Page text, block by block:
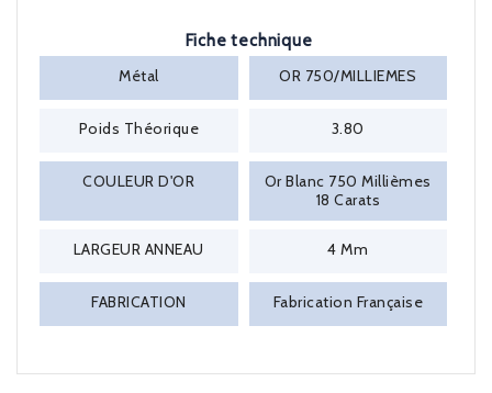
Fiche technique
Métal
OR 750/MILLIEMES
Poids Théorique 3.80
COULEUR D'OR
Or Blanc 750 Millièmes
18 Carats
LARGEUR ANNEAU 4 Mm
FABRICATION Fabrication Française